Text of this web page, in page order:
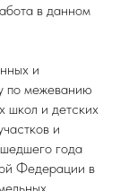
в данном
и
по межеванию
школ и детских
и
года
Федерации в